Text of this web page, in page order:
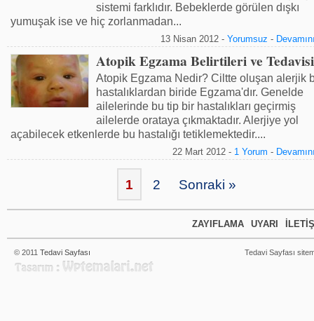
sistemi farklıdır. Bebeklerde görülen dışkı
yumuşak ise ve hiç zorlanmadan...
13 Nisan 2012 - Yorumsuz -
Atopik Egzama Belirtileri ve Tedavisi
Atopik Egzama Nedir? Ciltte oluşan alerjik
hastalıklardan biride Egzama'dır. Genelde
ailelerinde bu tip bir hastalıkları geçirmiş
ailelerde orataya çıkmaktadır. Alerjiye yol
açabilecek etkenlerde bu hastalığı tetiklemektedir....
22 Mart 2012 - 1 Yorum -
1 2 Sonraki »
ZAYIFLAMA UYARI
© 2011 Tedavi Sayfası Tedavi Sayfası